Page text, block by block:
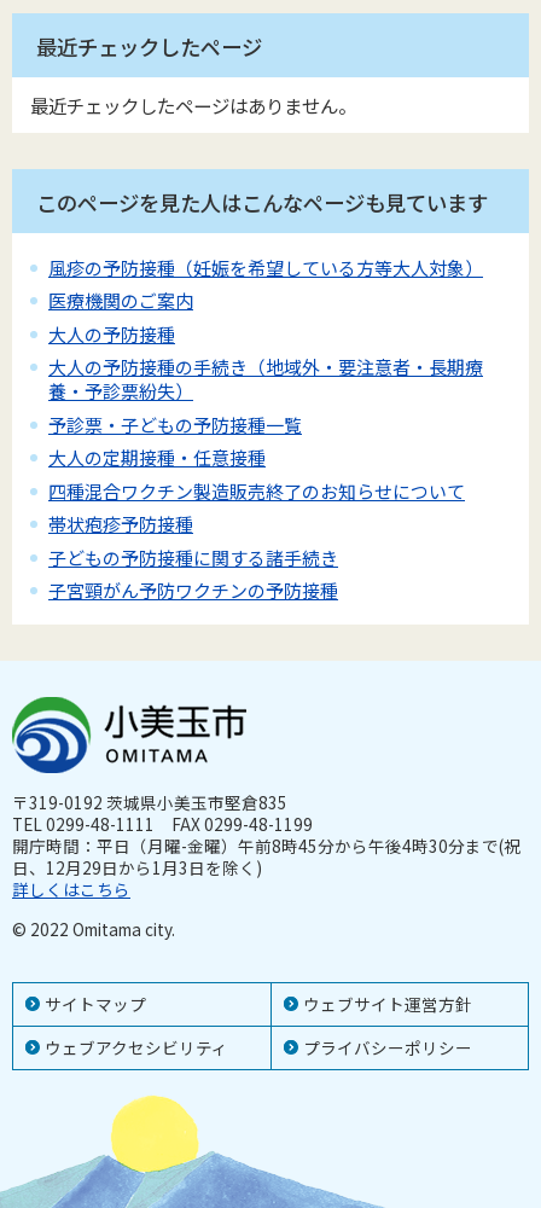
最近チェックしたページ
最近チェックしたページはありません。
このページを見た人はこんなページも見ています
風疹の予防接種（妊娠を希望している方等大人対象）
医療機関のご案内
大人の予防接種
大人の予防接種の手続き（地域外・要注意者・長期療
養・予診票紛失）
予診票・子どもの予防接種一覧
大人の定期接種・任意接種
四種混合ワクチン製造販売終了のお知らせについて
帯状疱疹予防接種
子どもの予防接種に関する諸手続き
子宮頸がん予防ワクチンの予防接種
サイトマップ
ウェブサイト運営方針
ウェブアクセシビリティ
プライバシーポリシー
〒319-0192 茨城県小美玉市堅倉835
TEL 0299-48-1111 FAX 0299-48-1199
開庁時間：平日（月曜-金曜）午前8時45分から午後4時30分まで(祝
日、12月29日から1月3日を除く)
詳しくはこちら
© 2022 Omitama city.